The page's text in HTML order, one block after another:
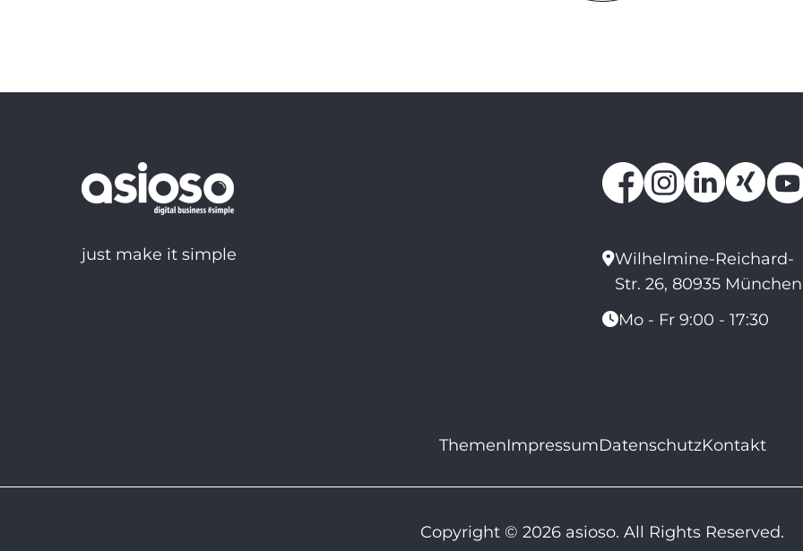
just make it simple
Wilhelmine-Reichard-
Str. 26, 80935 München
Mo - Fr 9:00 - 17:30
ThemenImpressumDatenschutzKontakt
Copyright © 2026 asioso. All Rights Reserved.